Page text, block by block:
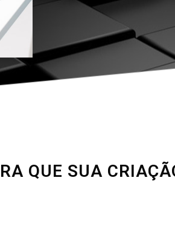
QUE SUA